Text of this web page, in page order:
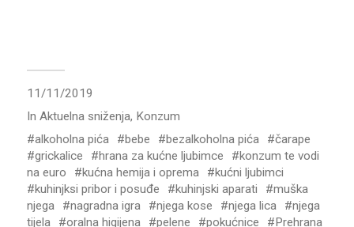
11/11/2019
In Aktuelna sniženja, Konzum
alkoholna pića
bebe bezalkoholna pića
čarape
grickalice
hrana za kućne ljubimce
konzum te vodi
na euro
kućna hemija i oprema
kućni ljubimci
kuhinjksi pribor i posuđe
kuhinjski aparati
muška
njega
nagradna igra njega kose njega lica
njega
tijela
oralna higijena pelene pokućnice
Prehrana